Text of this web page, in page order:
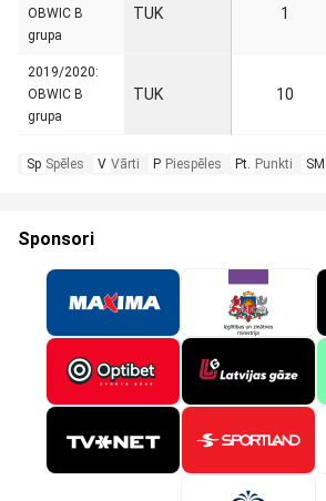
OBWIC B
grupa
TUK 1
2019/2020:
OBWIC B
grupa
TUK 10
Sp Spēles V Vārti P Piespēles Pt. Punkti SM
Sponsori